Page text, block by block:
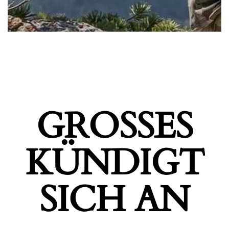
GROSSES K
ÜNDIGT S
ICH AN